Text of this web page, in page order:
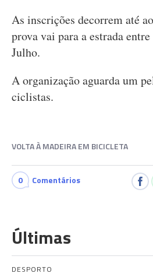
As inscrições decorrem até
prova vai para a estrada
Julho.
A organização aguarda um
ciclistas.
VOLTA À MADEIRA EM BICICLETA
0 Comentários
Últimas
DESPORTO